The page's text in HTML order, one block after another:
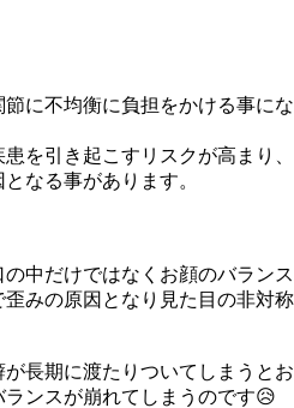
に不均衡に負担をかける事にな
を引き起こすリスクが高まり、
なる事があります。
中だけではなくお顔のバランス
みの原因となり見た目の非対称
長期に渡たりついてしまうとお
ンスが崩れてしまうのです😥